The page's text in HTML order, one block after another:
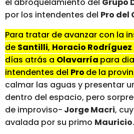
el abroquelamiento del Grupo
por los intendentes del Pro del
Para tratar de avanzar con la
de Santilli, Horacio
días atrás a Olavarría para
intendentes del Pro de la
calmar las aguas y presentar
dentro del espacio, pero
de improviso- Jorge Macri,
avalada por su primo Mauricio.